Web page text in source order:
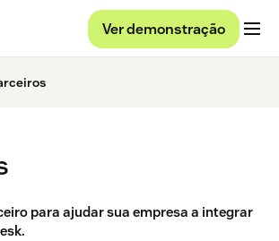
Ver demonstração
para ajudar sua empresa a integrar